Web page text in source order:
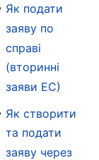
Як подати
заяву по
справі
(вторинні
заяви ЕС)
Як створити
та подати
заяву через